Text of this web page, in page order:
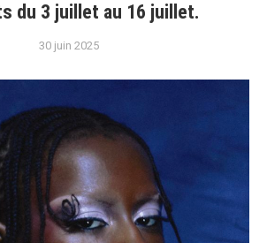
du 3 juillet au 16 juillet.
30 juin 2025